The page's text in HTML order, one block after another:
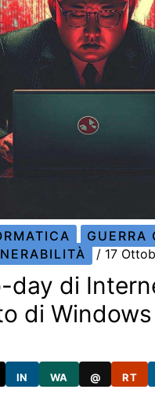
GUERRA
/ 17
day di
di Windows
IN WA @ RT